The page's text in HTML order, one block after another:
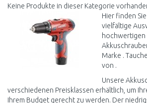
Keine Produkte in dieser Kategorie
Hier finden
vielfältige
hochwertigen
Marke .
von .
Unsere
verschiedenen Preisklassen erhältlich, um
Ihrem Budget gerecht zu werden. Der